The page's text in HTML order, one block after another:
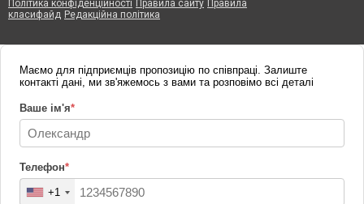
Політика конфіденційності Правила сайту Правила
класифайд Редакційна політика
Маємо для підприємців пропозицію по співпраці. Залиште
контакті дані, ми зв'яжемось з вами та розповімо всі деталі
Ваше ім'я*
Телефон*
+1